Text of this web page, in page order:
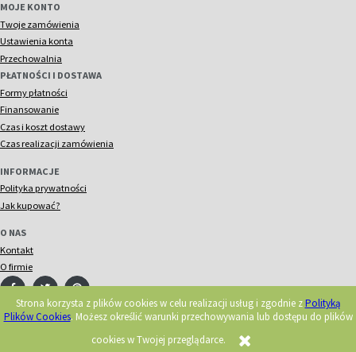
Strona korzysta z plików cookies w celu realizacji usług i zgodnie zPolityką
Plików Cookies. Możesz określić warunki przechowywania lub dostępu do plików
cookies w Twojej przeglądarce.
MOJE KONTO
Twoje zamówienia
Ustawienia konta
Przechowalnia
PŁATNOŚCI I DOSTAWA
Formy płatności
Finansowanie
Czas i koszt dostawy
Czas realizacji zamówienia
INFORMACJE
Polityka prywatności
Jak kupować?
O NAS
Kontakt
O firmie
© 2018 Acorn. Wszelkie prawa zastrzeżone.